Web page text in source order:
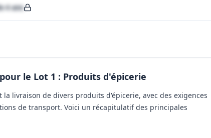
4 ans
le Lot 1 : Produits d'épicerie
livraison de divers produits d'épicerie, avec des exigences
de transport. Voici un récapitulatif des principales